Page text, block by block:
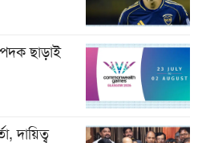
ছাড়াই
দায়িত্ব